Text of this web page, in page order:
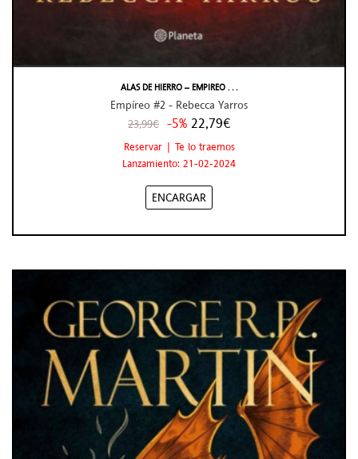
ALAS DE HIERRO – EMPIREO . . .
Empíreo #2 - Rebecca Yarros
23,99€ -5% 22,79€
Reservar | Te lo traemos
Lanzamiento: 21-02-2024
ENCARGAR